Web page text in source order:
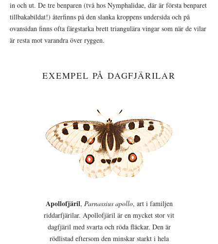
in och ut. De tre benparen (två hos Nymphalidae, där är första benparet
tillbakabildat!) återfinns på den slanka kroppens undersida och på
ovansidan finns ofta färgstarka brett triangulära vingar som när de vilar
är resta mot varandra över ryggen.
EXEMPEL PÅ DAGFJÄRILAR
Apollofjäril, Parnassius apollo, art i familjen
riddarfjärilar. Apollofjäril är en mycket stor vit
dagfjäril med svarta och röda fläckar. Den är
rödlistad eftersom den minskar starkt i hela